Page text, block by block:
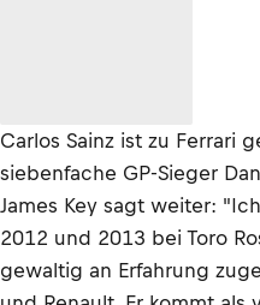
Carlos Sainz ist zu Ferrari
siebenfache GP-Sieger
James Key sagt weiter:
2012 und 2013 bei Toro
gewaltig an Erfahrung